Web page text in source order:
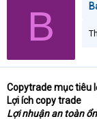
B
Copytrade mục tiêu
Lợi ích copy trade
Lợi nhuận an toàn